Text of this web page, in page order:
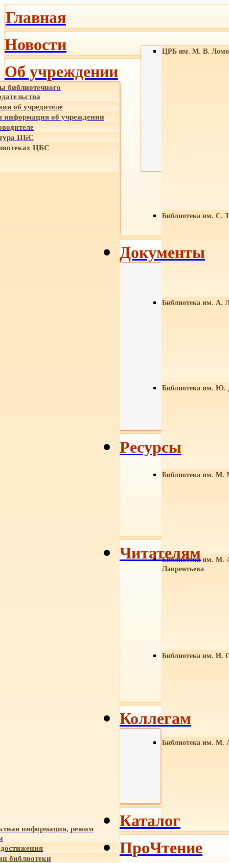
Главная
Новости
Об учреждении
библиотечного
об учредителе
об учреждении
ЦБС
ЦБС
ЦРБ им. М. В.
Библиотека им. С.
Библиотека им. А.
Библиотека им. Ю.
Библиотека им. М.
Библиотека им. М.
Лаврентьева
Библиотека им. Н.
Библиотека им. М.
информация, режим
библиотеки
Документы
Ресурсы
Читателям
Коллегам
Каталог
ПроЧтение